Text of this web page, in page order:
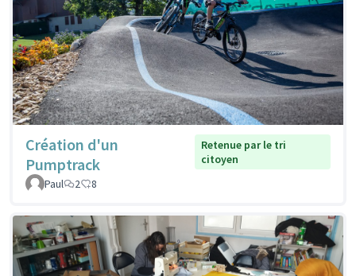
Création d'un
Pumptrack
Retenue par le tri
citoyen
Paul
2 8